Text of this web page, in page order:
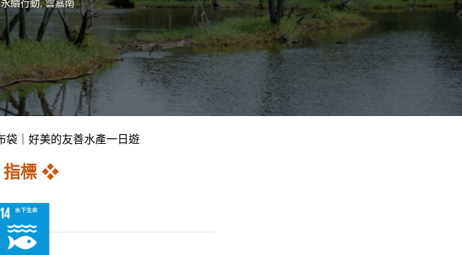
續行動,雲嘉南
袋｜好美的友善水產一日遊
標 ❖